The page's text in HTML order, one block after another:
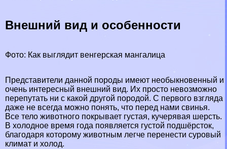
Внешний вид и особенности
Фото: Как выглядит венгерская мангалица
Представители данной породы имеют необыкновенный и
очень интересный внешний вид. Их просто невозможно
перепутать ни с какой другой породой. С первого взгляда
даже не всегда можно понять, что перед нами свинья.
Все тело животного покрывает густая, кучерявая шерсть.
В холодное время года появляется густой подшёрсток,
благодаря которому животным легче перенести суровый
климат и холод.